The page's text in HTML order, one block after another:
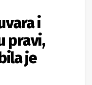
i
pravi,
je